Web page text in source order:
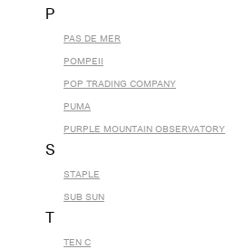
P
PAS DE MER
POMPEII
POP TRADING COMPANY
PUMA
PURPLE MOUNTAIN OBSERVATORY
S
STAPLE
SUB SUN
TEN C